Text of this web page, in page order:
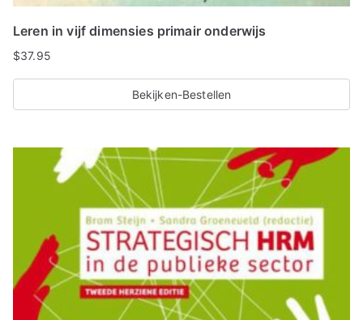
Leren in vijf dimensies primair onderwijs
$37.95
Bekijken-Bestellen